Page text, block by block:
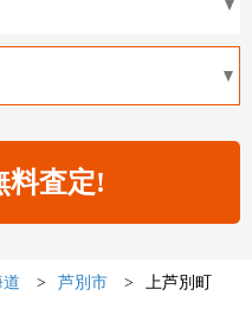
芦別市 上芦別町